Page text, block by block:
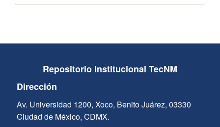
Repositorio Institucional TecNM
Dirección
Av. Universidad 1200, Xoco, Benito Juárez, 03330
Ciudad de México, CDMX.